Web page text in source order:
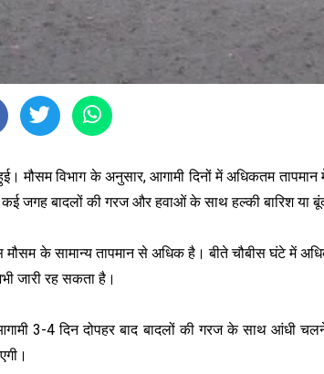
हुई। मौसम विभाग के अनुसार, आगामी दिनों में अधिकतम
जगह बादलों की गरज और हवाओं के साथ हल्की बारिश या
के सामान्य तापमान से अधिक है। बीते चौबीस घंटे में
जारी रह सकता है।
3-4 दिन दोपहर बाद बादलों की गरज के साथ आंधी